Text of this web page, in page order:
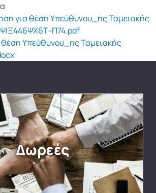
για θέση Υπεύθυνου_ης Ταμειακής
Π74.pdf
θέση Υπεύθυνου_ης Ταμειακής
Δωρεές